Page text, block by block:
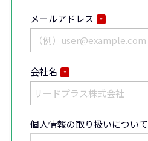
メールアドレス *
会社名 *
個人情報の取り扱いについて